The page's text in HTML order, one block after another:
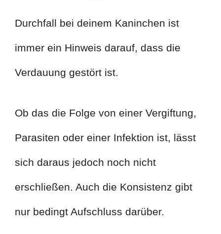
Durchfall bei deinem Kaninchen ist
immer ein Hinweis darauf, dass die
Verdauung gestört ist.
Ob das die Folge von einer Vergiftung,
Parasiten oder einer Infektion ist, lässt
sich daraus jedoch noch nicht
erschließen. Auch die Konsistenz gibt
nur bedingt Aufschluss darüber.